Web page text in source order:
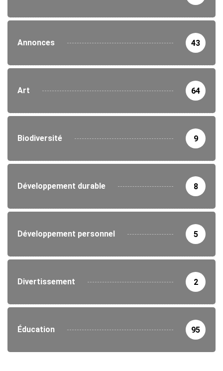
Annonces 43
Art 64
Biodiversité 9
Développement durable 8
Développement personnel 5
Divertissement 2
Éducation 95